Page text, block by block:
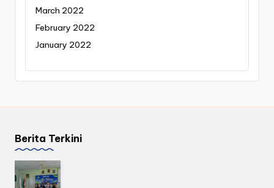
March 2022
February 2022
January 2022
Berita Terkini